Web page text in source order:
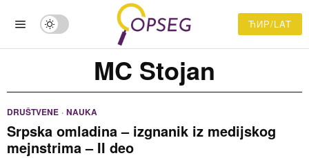
ЋИР/LAT
MC Stojan
DRUŠTVENE · NAUKA
Srpska omladina – izgnanik iz medijskog
mejnstrima – II deo